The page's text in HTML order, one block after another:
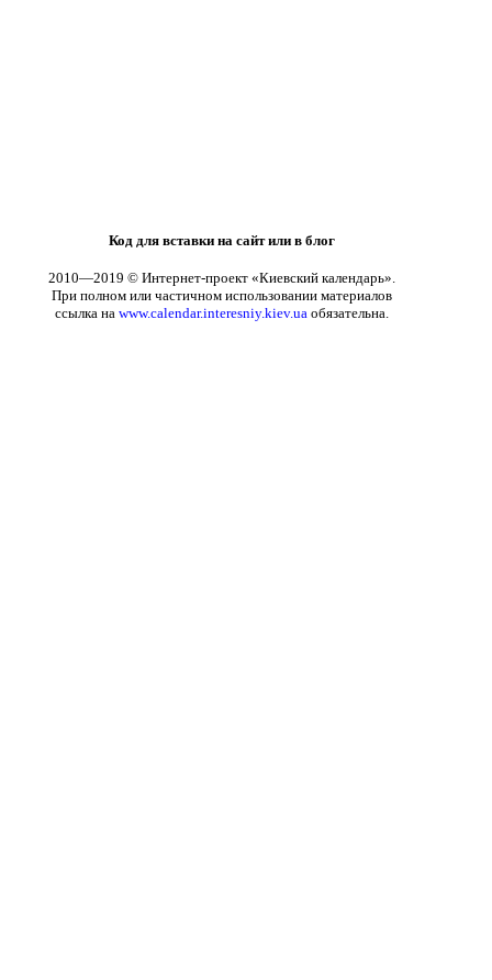
Код для вставки на сайт или в блог
2010—2019 © Интернет-проект «Киевский календарь».
При полном или частичном использовании материалов
ссылка на www.calendar.interesniy.kiev.ua обязательна.